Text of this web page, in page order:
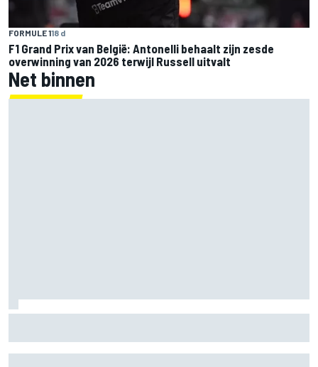
FORMULE 118 d
F1 Grand Prix van België: Antonelli behaalt zijn zesde
overwinning van 2026 terwijl Russell uitvalt
Net binnen